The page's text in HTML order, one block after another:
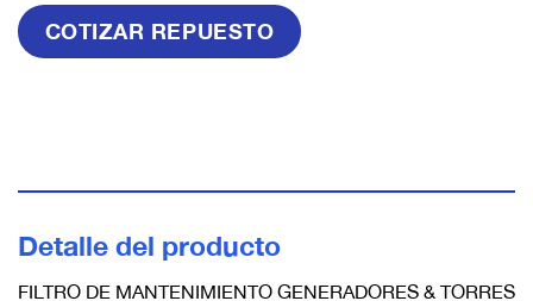
Detalle del producto
FILTRO DE MANTENIMIENTO GENERADORES & TORRES